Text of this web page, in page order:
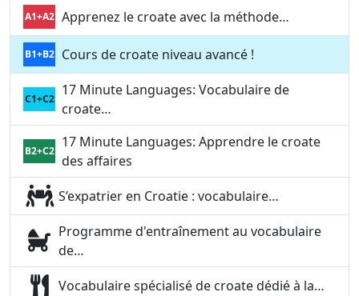
A1+A2 Apprenez le croate avec la méthode…
B1+B2 Cours de croate niveau avancé !
C1+C2
17 Minute Languages: Vocabulaire de
croate…
B2+C2
17 Minute Languages: Apprendre le croate
des affaires
S’expatrier en Croatie : vocabulaire…
Programme d'entraînement au vocabulaire
de…
Vocabulaire spécialisé de croate dédié à la…